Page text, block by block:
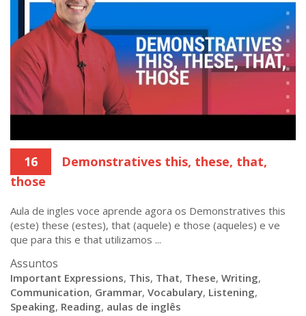
16
Demonstratives this, these, that,
those
Aula de ingles voce aprende agora os Demonstratives this
(este) these (estes), that (aquele) e those (aqueles) e ve
que para this e that utilizamos ...
Assuntos
Important Expressions, This, That, These, Writing,
Communication, Grammar, Vocabulary, Listening,
Speaking, Reading, aulas de inglês